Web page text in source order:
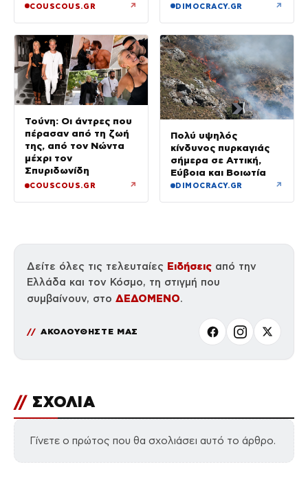
COUSCOUS.GR ↗ DIMOCRACY.GR ↗
Τούνη: Οι άντρες που
πέρασαν από τη ζωή
της, από τον Νώντα
μέχρι τον
Σπυριδωνίδη
COUSCOUS.GR ↗
Πολύ υψηλός
κίνδυνος πυρκαγιάς
σήμερα σε Αττική,
Εύβοια και Βοιωτία
DIMOCRACY.GR ↗
Δείτε όλες τις τελευταίες Ειδήσεις από την
Ελλάδα και τον Κόσμο, τη στιγμή που
συμβαίνουν, στο ΔΕΔΟΜΕΝΟ.
ΑΚΟΛΟΥΘΗΣΤΕ ΜΑΣ
// ΣΧΟΛΙΑ
Γίνετε ο πρώτος που θα σχολιάσει αυτό το άρθρο.